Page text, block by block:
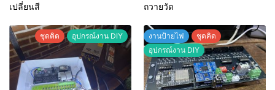
เปลี่ยนสี
ถวายวัด
ชุดคิด อุปกรณ์งาน DIY งานป้ายไฟ
ชุดคิด
อุปกรณ์งาน DIY